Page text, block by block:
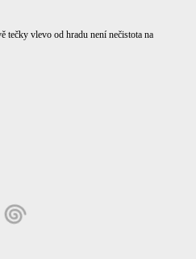
tečky vlevo od hradu není nečistota na